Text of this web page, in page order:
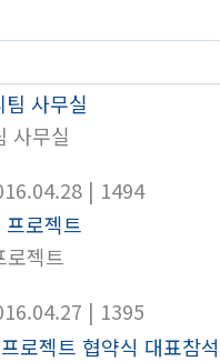
사무실
| 1494
로젝트
| 1395